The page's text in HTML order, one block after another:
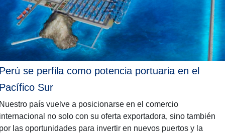
se perfila como potencia portuaria en el
Sur
país vuelve a posicionarse en el comercio
no solo con su oferta exportadora, sino también
las oportunidades para invertir en nuevos puertos y la